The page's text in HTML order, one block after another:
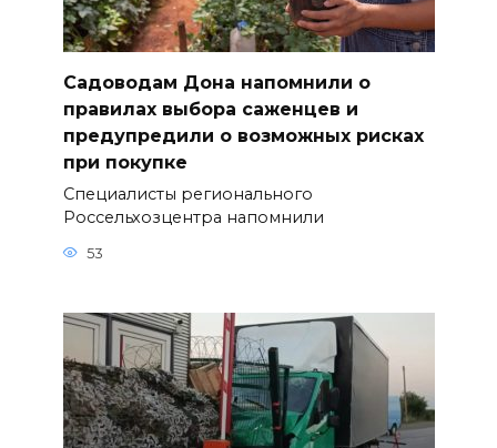
Садоводам Дона напомнили о
правилах выбора саженцев и
предупредили о возможных рисках
при покупке
Специалисты регионального
Россельхозцентра напомнили
53